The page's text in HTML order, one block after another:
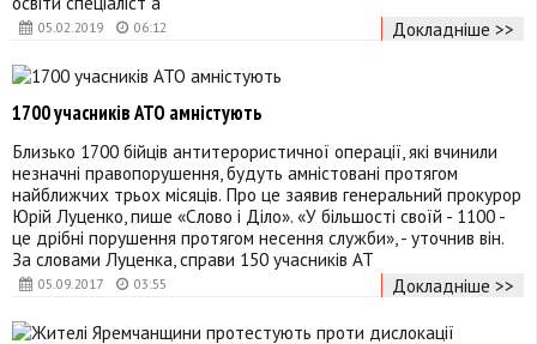
05.02.2019 06:12
Докладніше >>
05.09.2017 03:55
1700 учасників АТО амністують
Близько 1700 бійців антитерористичної операції, які вчинили
незначні правопорушення, будуть амністовані протягом
найближчих трьох місяців. Про це заявив генеральний прокурор
Юрій Луценко, пише «Слово і Діло». «У більшості своїй - 1100 -
це дрібні порушення протягом несення служби», - уточнив він.
За словами Луценка, справи 150 учасників АТ
Докладніше >>